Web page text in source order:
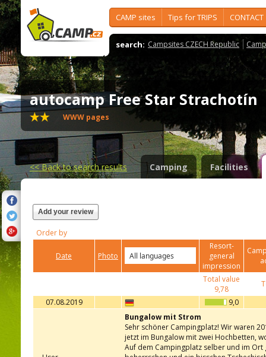
CAMP sites Tips for TRIPS CONTACT
search: Campsites CZECH Republic
autocamp Free Star Strachotín
WWW pages
<<Back to search results Camping Facilities
Add your review
Order by
Date Photo
Resort-
general
impression
Total value
9,78
07.08.2019
9,0
Bungalow mit Strom
Sehr schöner Campingplatz! Wir waren
jetzt im Bungalow mit zwei Hochbetten,
Auf dem Campingplatz selber und im Ort